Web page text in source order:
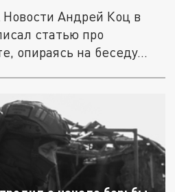
Андрей Коц в
статью про
опираясь на беседу...